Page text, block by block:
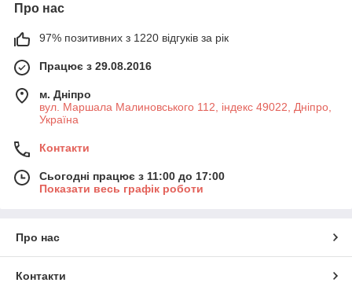
Про нас
97% позитивних з 1220 відгуків за рік
Працює з 29.08.2016
м. Дніпро
вул. Маршала Малиновського 112, індекс 49022, Дніпро,
Україна
Контакти
Сьогодні працює з 11:00 до 17:00
Показати весь графік роботи
Про нас
Контакти